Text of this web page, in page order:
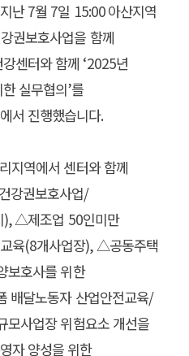
난7월 7일 15:00아산지역
권보호사업을 함께
센터와 함께 ‘2025년
실무협의’를
서 진행했습니다.
지역에서 센터와 함께
강권보호사업/
),△제조업 50인미만
육(8개사업장),△공동주택
보호사를 위한
배달노동자 산업안전교육/
모사업장 위험요소 개선을
자 양성을 위한